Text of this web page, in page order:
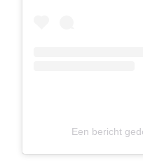
Een bericht